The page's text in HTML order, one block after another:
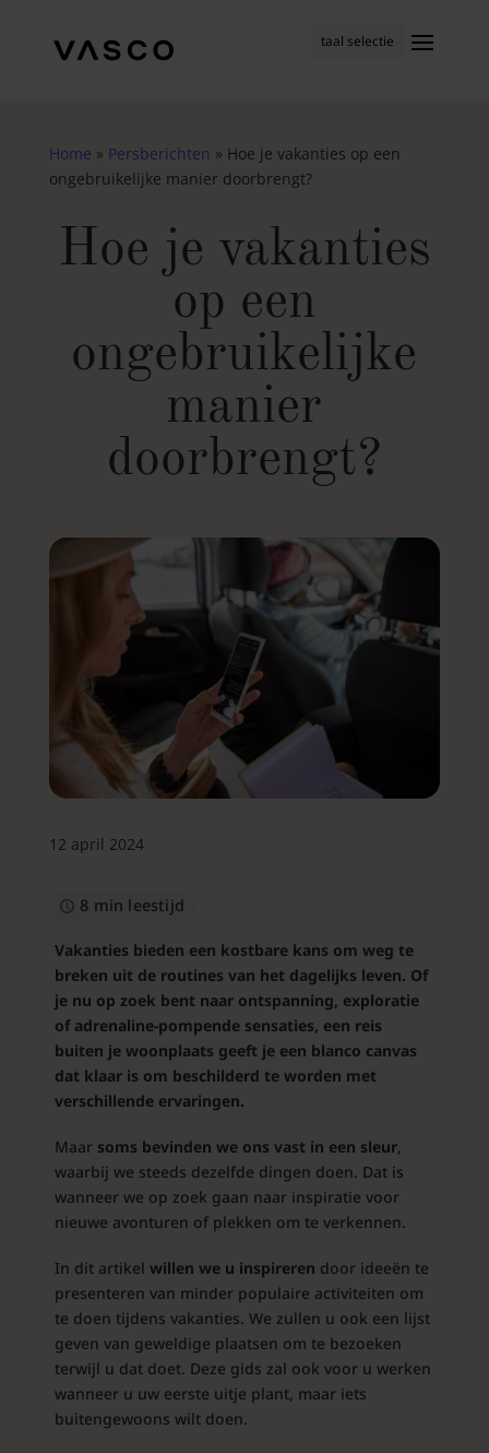
taal selectie
Home » Persberichten » Hoe je vakanties op een
ongebruikelijke manier doorbrengt?
Hoe je vakanties
op een
ongebruikelijke
manier
doorbrengt?
12 april 2024
8 min leestijd
Vakanties bieden een kostbare kans om weg te
breken uit de routines van het dagelijks leven. Of
je nu op zoek bent naar ontspanning, exploratie
of adrenaline-pompende sensaties, een reis
buiten je woonplaats geeft je een blanco canvas
dat klaar is om beschilderd te worden met
verschillende ervaringen.
Maar soms bevinden we ons vast in een sleur,
waarbij we steeds dezelfde dingen doen. Dat is
wanneer we op zoek gaan naar inspiratie voor
nieuwe avonturen of plekken om te verkennen.
In dit artikel willen we u inspireren door ideeën te
presenteren van minder populaire activiteiten om
te doen tijdens vakanties. We zullen u ook een lijst
geven van geweldige plaatsen om te bezoeken
terwijl u dat doet. Deze gids zal ook voor u werken
wanneer u uw eerste uitje plant, maar iets
buitengewoons wilt doen.